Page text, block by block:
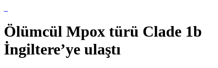
Ölümcül Mpox türü Clade 1b
İngiltere’ye ulaştı